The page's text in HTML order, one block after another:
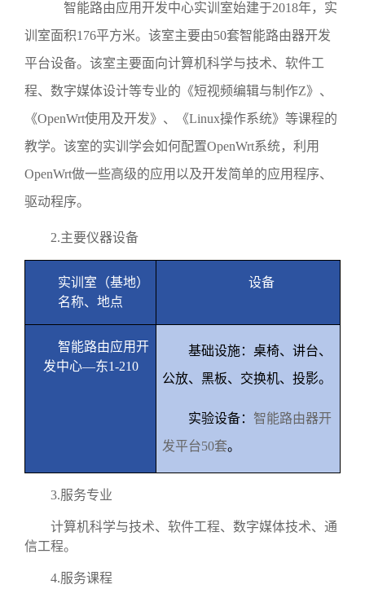
智能路由应用开发中心实训室始建于2018年，实
训室面积176平方米。该室主要由50套智能路由器开发
平台设备。该室主要面向计算机科学与技术、软件工
程、数字媒体设计等专业的《短视频编辑与制作Z》、
《OpenWrt使用及开发》、《Linux操作系统》等课程的
教学。该室的实训学会如何配置OpenWrt系统，利用
OpenWrt做一些高级的应用以及开发简单的应用程序、
驱动程序。
2.主要仪器设备
实训室（基地）
名称、地点
设备
智能路由应用开
发中心—东1-210
基础设施：桌椅、讲台、
公放、黑板、交换机、投影。
实验设备：智能路由器开
发平台50套。
3.服务专业
计算机科学与技术、软件工程、数字媒体技术、通
信工程。
4.服务课程